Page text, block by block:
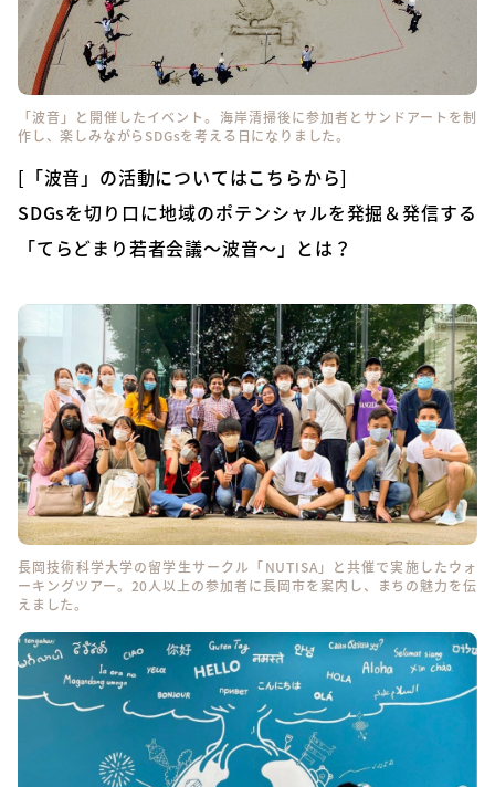
「波音」と開催したイベント。海岸清掃後に参加者とサンドアートを制
作し、楽しみながらSDGsを考える日になりました。
[「波音」の活動についてはこちらから]
SDGsを切り口に地域のポテンシャルを発掘＆発信する
「てらどまり若者会議〜波音〜」とは？
長岡技術科学大学の留学生サークル「NUTISA」と共催で実施したウォ
ーキングツアー。20人以上の参加者に長岡市を案内し、まちの魅力を伝
えました。